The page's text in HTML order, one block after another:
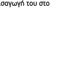
του στο